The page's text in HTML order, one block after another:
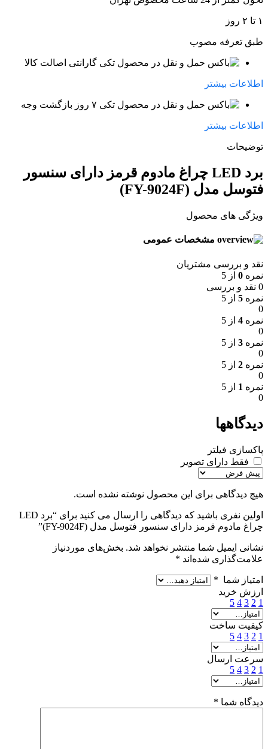
۱ تا ۲ روز
طبق تعرفه مصوب
گارانتی اصالت کالا
اطلاعات بیشتر
۷ روز بازگشت وجه
اطلاعات بیشتر
توضیحات
برد LED چراغ مادوم قرمز دارای سنسور
فتوسل مدل (FY-9024F)
ویژگی های محصول
مشخصات عمومی
نقد و بررسی مشتریان
نمره 0 از 5
0 نقد و بررسی
نمره 5 از 5
0
نمره 4 از 5
0
نمره 3 از 5
0
نمره 2 از 5
0
نمره 1 از 5
0
دیدگاهها
پاکسازی فیلتر
فقط دارای تصویر
هیچ دیدگاهی برای این محصول نوشته نشده است.
اولین نفری باشید که دیدگاهی را ارسال می کنید برای “برد LED
چراغ مادوم قرمز دارای سنسور فتوسل مدل (FY-9024F)”
نشانی ایمیل شما منتشر نخواهد شد. بخش‌های موردنیاز
علامت‌گذاری شده‌اند *
امتیاز شما *
ارزش خرید
1
2
3
4
5
کیفیت ساخت
1
2
3
4
5
سرعت ارسال
1
2
3
4
5
دیدگاه شما *